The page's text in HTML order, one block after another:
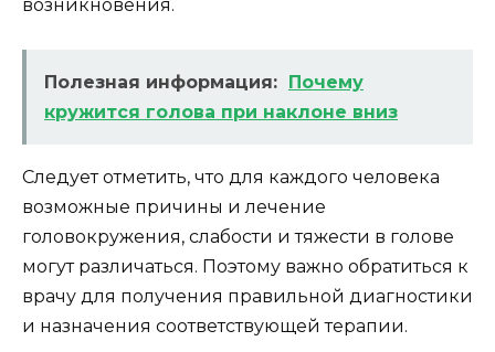
возникновения.
Полезная информация: Почему
кружится голова при наклоне вниз
Следует отметить, что для каждого человека
возможные причины и лечение
головокружения, слабости и тяжести в голове
могут различаться. Поэтому важно обратиться к
врачу для получения правильной диагностики
и назначения соответствующей терапии.